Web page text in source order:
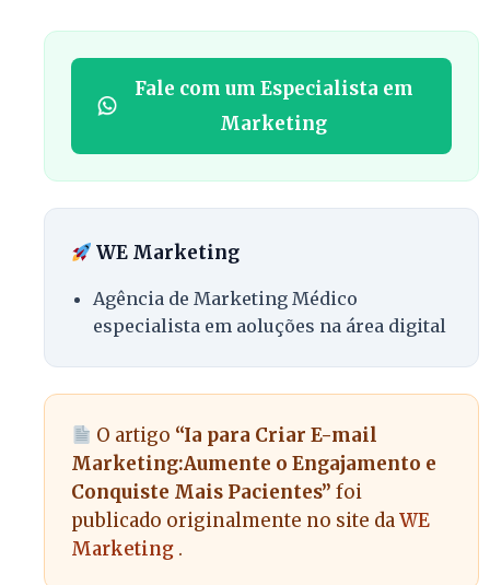
Fale com um Especialista em
Marketing
WE Marketing
Agência de Marketing Médico
especialista em aoluções na área digital
O artigo “Ia para Criar E-mail
Marketing:Aumente o Engajamento e
Conquiste Mais Pacientes” foi
publicado originalmente no site daWE
Marketing .